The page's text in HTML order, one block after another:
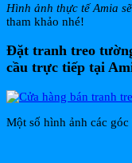
Hình ảnh thực tế Amia
tham khảo nhé!
Đặt tranh treo
cầu trực tiếp tại
Một số hình ảnh các